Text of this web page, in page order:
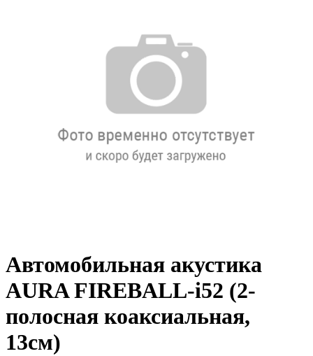
Автомобильная акустика
AURA FIREBALL-i52 (2-
полосная коаксиальная,
13см)